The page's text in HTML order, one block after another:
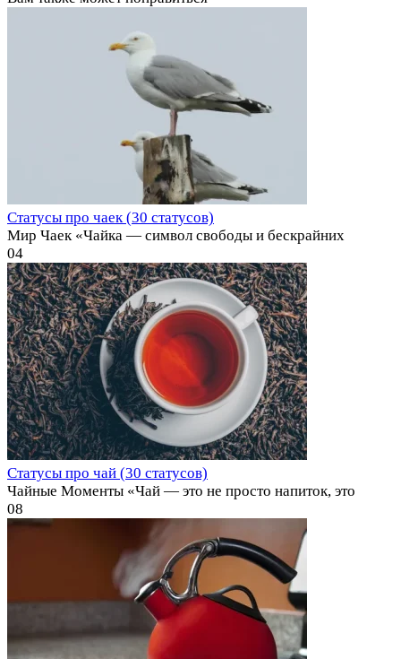
Статусы про чаек (30 статусов)
Мир Чаек «Чайка — символ свободы и бескрайних
04
Статусы про чай (30 статусов)
Чайные Моменты «Чай — это не просто напиток, это
08